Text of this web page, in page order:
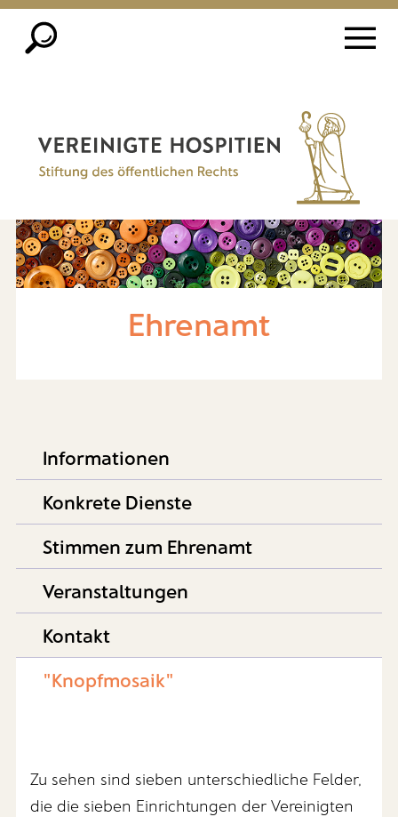
Ehrenamt
Informationen
Konkrete Dienste
Stimmen zum Ehrenamt
Veranstaltungen
Kontakt
"Knopfmosaik"
Zu sehen sind sieben unterschiedliche Felder,
die die sieben Einrichtungen der Vereinigten